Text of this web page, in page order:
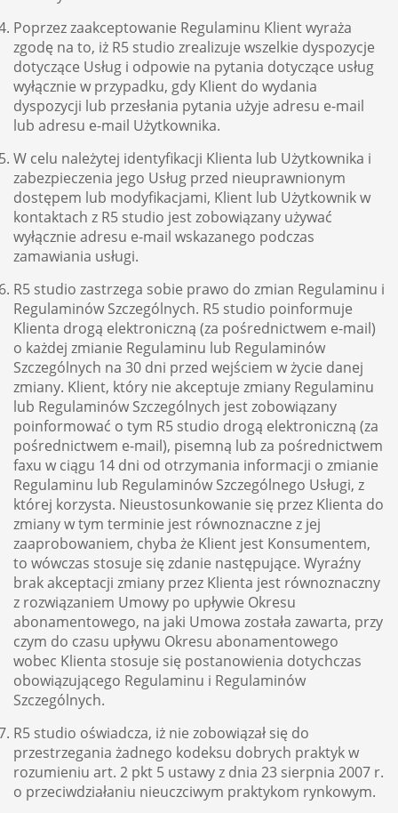
Poprzez zaakceptowanie Regulaminu Klient wyraża
zgodę na to, iż R5 studio zrealizuje wszelkie dyspozycje
dotyczące Usług i odpowie na pytania dotyczące usług
wyłącznie w przypadku, gdy Klient do wydania
dyspozycji lub przesłania pytania użyje adresu e-mail
lub adresu e-mail Użytkownika.
W celu należytej identyfikacji Klienta lub Użytkownika i
zabezpieczenia jego Usług przed nieuprawnionym
dostępem lub modyfikacjami, Klient lub Użytkownik w
kontaktach z R5 studio jest zobowiązany używać
wyłącznie adresu e-mail wskazanego podczas
zamawiania usługi.
R5 studio zastrzega sobie prawo do zmian Regulaminu i
Regulaminów Szczególnych. R5 studio poinformuje
Klienta drogą elektroniczną (za pośrednictwem e-mail)
o każdej zmianie Regulaminu lub Regulaminów
Szczególnych na 30 dni przed wejściem w życie danej
zmiany. Klient, który nie akceptuje zmiany Regulaminu
lub Regulaminów Szczególnych jest zobowiązany
poinformować o tym R5 studio drogą elektroniczną (za
pośrednictwem e-mail), pisemną lub za pośrednictwem
faxu w ciągu 14 dni od otrzymania informacji o zmianie
Regulaminu lub Regulaminów Szczególnego Usługi, z
której korzysta. Nieustosunkowanie się przez Klienta do
zmiany w tym terminie jest równoznaczne z jej
zaaprobowaniem, chyba że Klient jest Konsumentem,
to wówczas stosuje się zdanie następujące. Wyraźny
brak akceptacji zmiany przez Klienta jest równoznaczny
z rozwiązaniem Umowy po upływie Okresu
abonamentowego, na jaki Umowa została zawarta, przy
czym do czasu upływu Okresu abonamentowego
wobec Klienta stosuje się postanowienia dotychczas
obowiązującego Regulaminu i Regulaminów
Szczególnych.
R5 studio oświadcza, iż nie zobowiązał się do
przestrzegania żadnego kodeksu dobrych praktyk w
rozumieniu art. 2 pkt 5 ustawy z dnia 23 sierpnia 2007 r.
o przeciwdziałaniu nieuczciwym praktykom rynkowym.